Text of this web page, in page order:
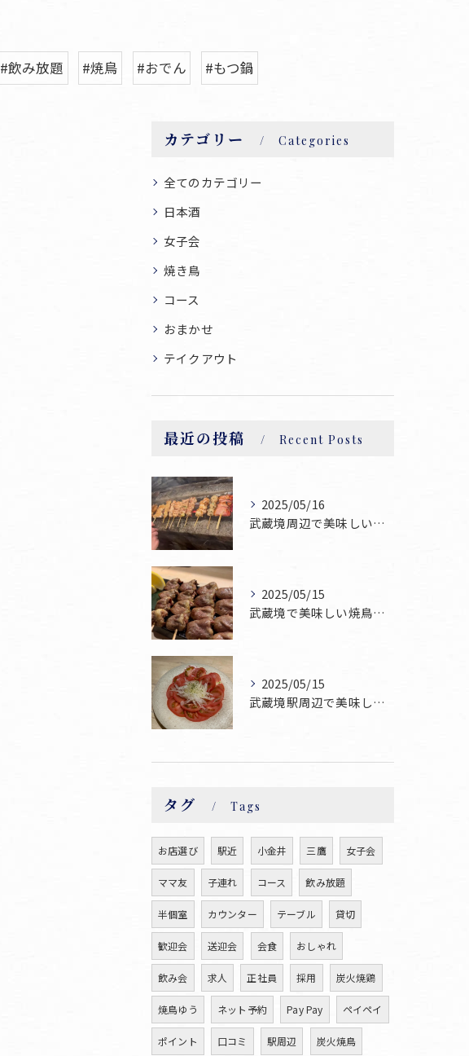
#飲み放題 #焼鳥 #おでん #もつ鍋
カテゴリー Categories
全てのカテゴリー
日本酒
女子会
焼き鳥
コース
おまかせ
テイクアウト
最近の投稿 Recent Posts
2025/05/16
武蔵境周辺で美味しい焼鳥が食べられるお店焼鳥ゆうです♪
2025/05/15
武蔵境で美味しい焼鳥お探しならぜひ焼鳥ゆうへお越し下さい！
2025/05/15
武蔵境駅周辺で美味しい焼鳥が食べられるお店焼鳥ゆうです♪
タグ Tags
お店選び 駅近 小金井 三鷹 女子会
ママ友 子連れ コース 飲み放題
半個室 カウンター テーブル 貸切
歓迎会 送迎会 会食 おしゃれ
飲み会 求人 正社員 採用 炭火焼鶏
焼鳥ゆう ネット予約 Pay Pay ペイペイ
ポイント 口コミ 駅周辺 炭火焼鳥